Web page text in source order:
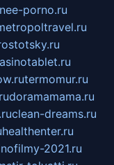
porno.ru
termomur.ru
doramamama.ru
clean-dreams.ru
healthenter.ru
2021.ru